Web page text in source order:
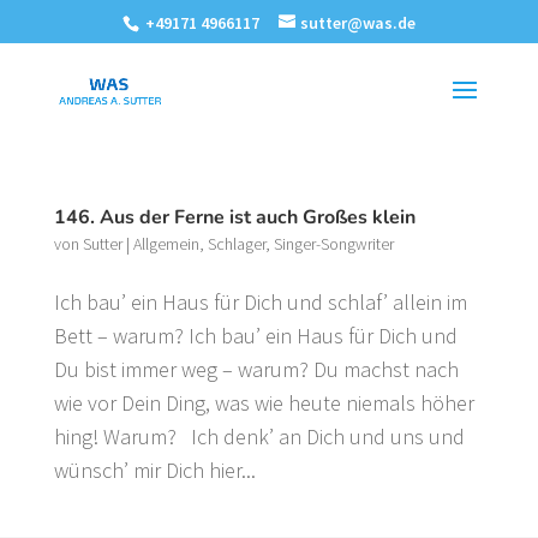
+49171 4966117 sutter@was.de
146. Aus der Ferne ist auch Großes klein
von Sutter| Allgemein, Schlager, Singer-Songwriter
Ich bau’ ein Haus für Dich und schlaf’ allein im
Bett – warum? Ich bau’ ein Haus für Dich und
Du bist immer weg – warum? Du machst nach
wie vor Dein Ding, was wie heute niemals höher
hing! Warum? Ich denk’ an Dich und uns und
wünsch’ mir Dich hier...